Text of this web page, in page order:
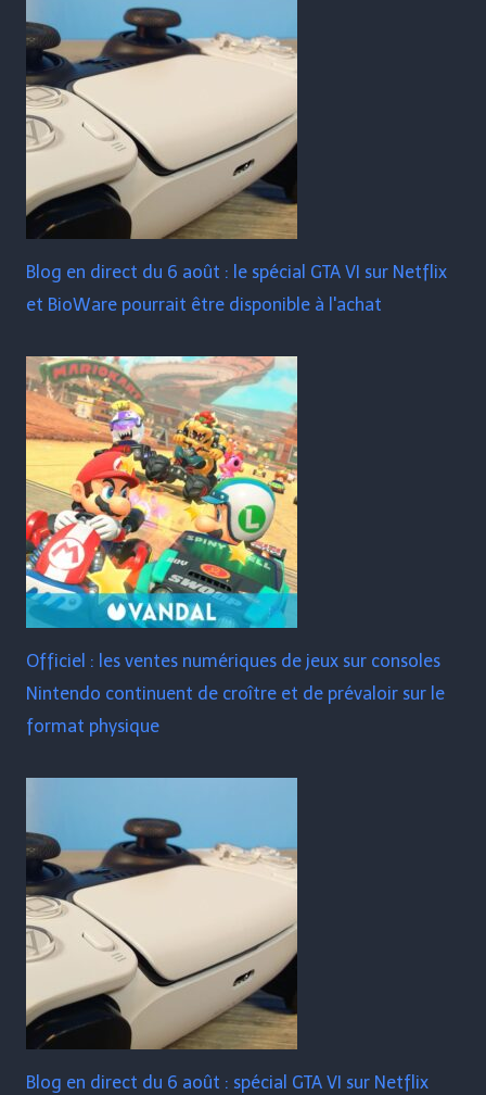
Blog en direct du 6 août : le spécial GTA VI sur Netflix
et BioWare pourrait être disponible à l'achat
Officiel : les ventes numériques de jeux sur consoles
Nintendo continuent de croître et de prévaloir sur le
format physique
Blog en direct du 6 août : spécial GTA VI sur Netflix